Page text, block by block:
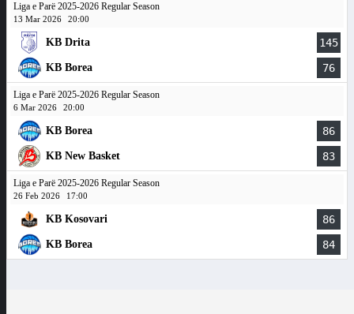
Liga e Parë 2025-2026 Regular Season
13 Mar 2026 20:00
KB Drita 145
KB Borea 76
Liga e Parë 2025-2026 Regular Season
6 Mar 2026 20:00
KB Borea 86
KB New Basket 83
Liga e Parë 2025-2026 Regular Season
26 Feb 2026 17:00
KB Kosovari 86
KB Borea 84